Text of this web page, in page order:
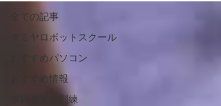
全ての記事
タミヤロボットスクール
おすすめパソコン
おすすめ情報
求職者支援訓練